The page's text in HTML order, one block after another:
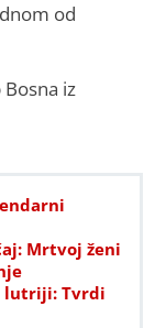
od
iz
Mrtvoj ženi
lutriji: Tvrdi